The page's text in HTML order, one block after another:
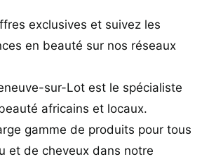
exclusives et suivez les
en beauté sur nos réseaux
sur-Lot est le spécialiste
africains et locaux.
gamme de produits pour tous
et de cheveux dans notre